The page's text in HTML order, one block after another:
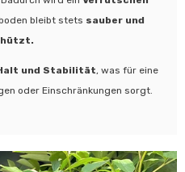
bleibt stets sauber und
und Stabilität, was für eine
oder Einschränkungen sorgt.